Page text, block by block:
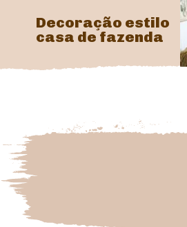
Decoração estilo
casa de fazenda